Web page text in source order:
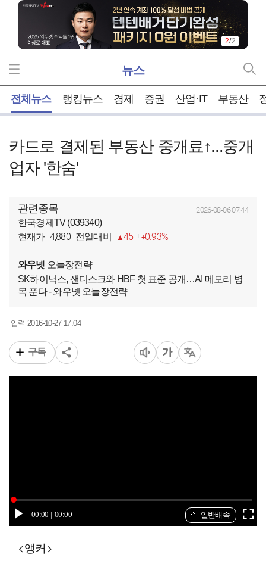
1/2
뉴스
전체뉴스 랭킹뉴스 경제 증권 산업·IT 부동산
카드로 결제된 부동산 중개료↑...중개
업자 '한숨'
관련종목 2026-08-06 07:44
한국경제TV (039340)
현재가 4,880 전일대비 45 0.93%
와우넷 오늘장전략
SK하이닉스, 샌디스크와 HBF 첫 표준 공개…AI 메모리 병
목 푼다 - 와우넷 오늘장전략
입력 2016-10-27 17:04
구독
00:00 00:00 일반배속
<앵커>